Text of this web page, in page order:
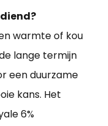
warmte of kou
lange termijn
een duurzame
kans. Het
6%